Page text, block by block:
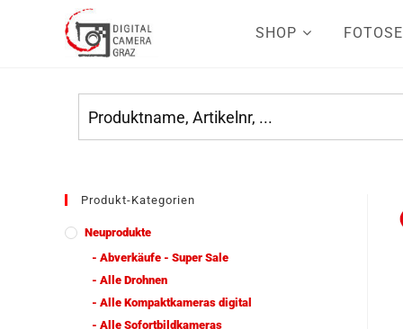
SHOP
Produkt-Kategorien
Neuprodukte
- Abverkäufe - Super Sale
- Alle Drohnen
- Alle Kompaktkameras digital
- Alle Sofortbildkameras